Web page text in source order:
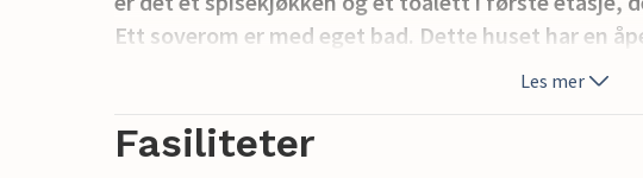
Ett soverom er med eget bad. Dette huset har en
Mellom husene er det to separate toaletter og et
og et bad og ovenpå med soverom. Det er et
Les mer
Fasiliteter